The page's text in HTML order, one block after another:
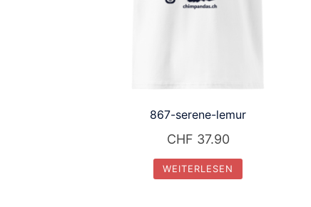
867-serene-lemur
CHF 37.90
WEITERLESEN